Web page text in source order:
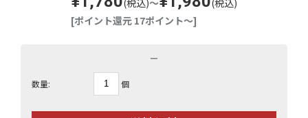
(税込)～
(税込)
[ポイント還元 17ポイント～]
－
数量: 個